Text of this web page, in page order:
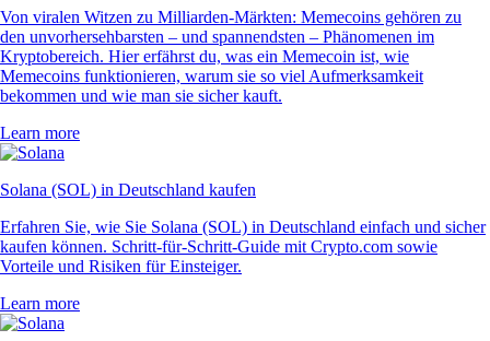
Von viralen Witzen zu Milliarden-Märkten: Memecoins gehören zu
den unvorhersehbarsten – und spannendsten – Phänomenen im
Kryptobereich. Hier erfährst du, was ein Memecoin ist, wie
Memecoins funktionieren, warum sie so viel Aufmerksamkeit
bekommen und wie man sie sicher kauft.
Learn more
Solana (SOL) in Deutschland kaufen
Erfahren Sie, wie Sie Solana (SOL) in Deutschland einfach und sicher
kaufen können. Schritt-für-Schritt-Guide mit Crypto.com sowie
Vorteile und Risiken für Einsteiger.
Learn more